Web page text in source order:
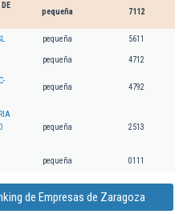
pequeña 7112
pequeña 5611
pequeña 4712
pequeña 4792
pequeña 2513
pequeña 0111
de Empresas de Zaragoza